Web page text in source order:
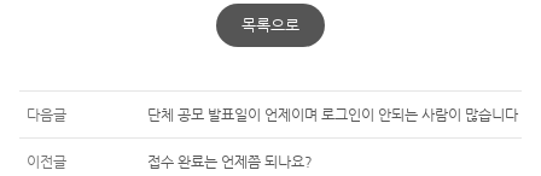
목록으로
다음글 단체 공모 발표일이 언제이며 로그인이 안되는 사람이 많습니다
이전글 접수 완료는 언제쯤 되나요?